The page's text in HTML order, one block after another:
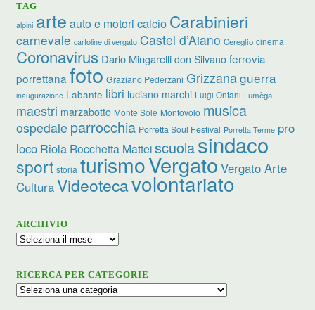
TAG
alpini arte auto e motori calcio Carabinieri
carnevale cartoline di vergato Castel d’Aiano Cereglio cinema
Coronavirus Dario Mingarelli don Silvano ferrovia
porrettana foto Graziano Pederzani Grizzanaguerra
inaugurazione Labante libri luciano marchi Luigi Ontani Lumèga
maestri marzabotto Monte Sole Montovolo musica
ospedale parrocchia Porretta Soul Festival Porretta Terme pro
loco Riola Rocchetta Matteiscuolasindaco
sport storia turismoVergato Vergato Arte
CulturaVideotecavolontariato
ARCHIVIO
Archivio
RICERCA PER CATEGORIE
Ricerca